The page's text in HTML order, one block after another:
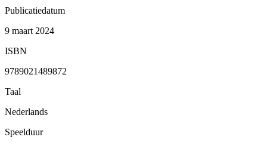
Publicatiedatum
9 maart 2024
ISBN
9789021489872
Taal
Nederlands
Speelduur